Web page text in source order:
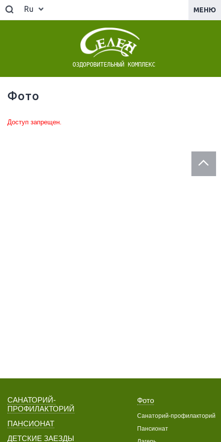
Ru МЕНЮ
ОЗДОРОВИТЕЛЬНЫЙ КОМПЛЕКС
Фото
Доступ запрещен.
САНАТОРИЙ-
ПРОФИЛАКТОРИЙ
ПАНСИОНАТ
ДЕТСКИЕ ЗАЕЗДЫ
Фото
Санаторий-профилакторий
Пансионат